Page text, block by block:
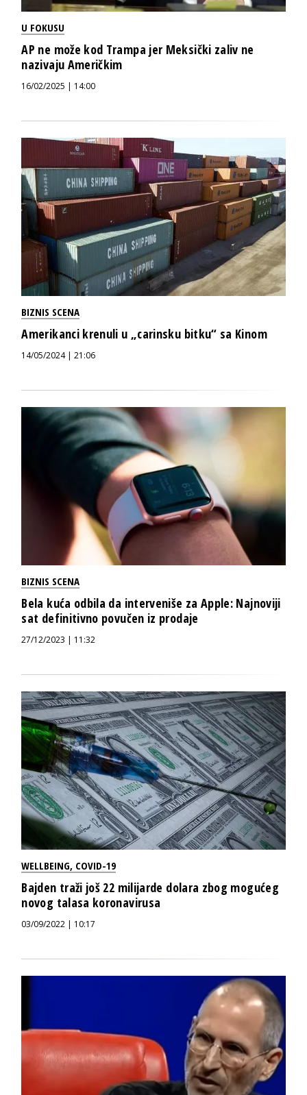
U FOKUSU
AP ne može kod Trampa jer Meksički zaliv ne
nazivaju Američkim
16/02/2025 | 14:00
BIZNIS SCENA
Amerikanci krenuli u „carinsku bitku“ sa Kinom
14/05/2024 | 21:06
BIZNIS SCENA
Bela kuća odbila da interveniše za Apple: Najnoviji
sat definitivno povučen iz prodaje
27/12/2023 | 11:32
WELLBEING, COVID-19
Bajden traži još 22 milijarde dolara zbog mogućeg
novog talasa koronavirusa
03/09/2022 | 10:17